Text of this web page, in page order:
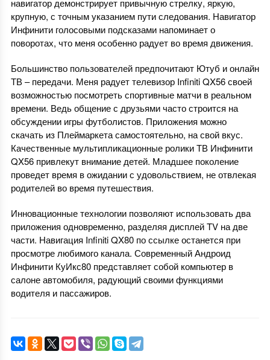
навигатор демонстрирует привычную стрелку, яркую,
крупную, с точным указанием пути следования. Навигатор
Инфинити голосовыми подсказами напоминает о
поворотах, что меня особенно радует во время движения.
Большинство пользователей предпочитают Ютуб и онлайн
ТВ – передачи. Меня радует телевизор Infiniti QX56 своей
возможностью посмотреть спортивные матчи в реальном
времени. Ведь общение с друзьями часто строится на
обсуждении игры футболистов. Приложения можно
скачать из Плеймаркета самостоятельно, на свой вкус.
Качественные мультипликационные ролики ТВ Инфинити
QX56 привлекут внимание детей. Младшее поколение
проведет время в ожидании с удовольствием, не отвлекая
родителей во время путешествия.
Инновационные технологии позволяют использовать два
приложения одновременно, разделяя дисплей TV на две
части. Навигация Infiniti QX80 поссылкеостанется при
просмотре любимого канала. Современный Андроид
Инфинити КуИкс80 представляет собой компьютер в
салоне автомобиля, радующий своими функциями
водителя и пассажиров.